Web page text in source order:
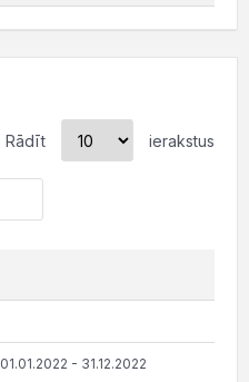
Rādīt ierakstus
01.01.2022 - 31.12.2022